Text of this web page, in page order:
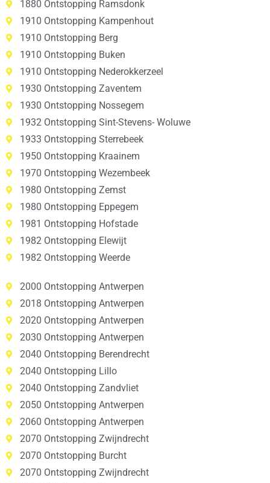
1880 Ontstopping Ramsdonk
1910 Ontstopping Kampenhout
1910 Ontstopping Berg
1910 Ontstopping Buken
1910 Ontstopping Nederokkerzeel
1930 Ontstopping Zaventem
1930 Ontstopping Nossegem
1932 Ontstopping Sint-Stevens- Woluwe
1933 Ontstopping Sterrebeek
1950 Ontstopping Kraainem
1970 Ontstopping Wezembeek
1980 Ontstopping Zemst
1980 Ontstopping Eppegem
1981 Ontstopping Hofstade
1982 Ontstopping Elewijt
1982 Ontstopping Weerde
2000 Ontstopping Antwerpen
2018 Ontstopping Antwerpen
2020 Ontstopping Antwerpen
2030 Ontstopping Antwerpen
2040 Ontstopping Berendrecht
2040 Ontstopping Lillo
2040 Ontstopping Zandvliet
2050 Ontstopping Antwerpen
2060 Ontstopping Antwerpen
2070 Ontstopping Zwijndrecht
2070 Ontstopping Burcht
2070 Ontstopping Zwijndrecht